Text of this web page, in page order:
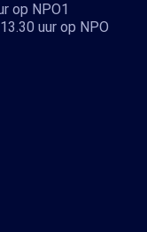
op NPO1
uur op NPO